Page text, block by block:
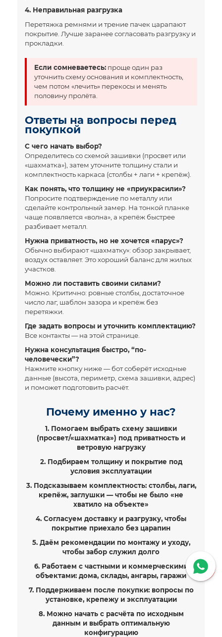
4. Неправильная разгрузка
Перетяжка ремнями и трение пачек царапают
покрытие. Лучше заранее согласовать разгрузку и
прокладки.
Если сомневаетесь: проще один раз
уточнить схему основания и комплектность,
чем потом «лечить» перекосы и менять
половину пролёта.
Ответы на вопросы перед
покупкой
С чего начать выбор?
Определитесь со схемой зашивки (просвет или
«шахматка»), затем уточните толщину стали и
комплектность каркаса (столбы + лаги + крепёж).
Как понять, что толщину не «приукрасили»?
Попросите подтверждение по металлу или
сделайте контрольный замер. На тонкой планке
чаще появляется «волна», а крепёж быстрее
разбивает металл.
Нужна приватность, но не хочется «парус»?
Обычно выбирают «шахматку»: обзор закрывает,
воздух оставляет. Это хороший баланс для жилых
участков.
Можно ли поставить своими силами?
Можно. Критично: ровные столбы, достаточное
число лаг, шаблон зазора и крепёж без
перетяжки.
Где задать вопросы и уточнить комплектацию?
Все контакты —на этой странице
Нужна консультация быстро, “по-
человечески”?
Нажмите кнопку ниже — бот соберёт исходные
данные (высота, периметр, схема зашивки, адрес)
и поможет подготовить расчёт.
Почему именно у нас?
1. Помогаем выбрать схему зашивки
(просвет/«шахматка») под приватность и
ветровую нагрузку
2. Подбираем толщину и покрытие под
условия эксплуатации
3. Подсказываем комплектность: столбы, лаги,
крепёж, заглушки — чтобы не было «не
хватило на объекте»
4. Согласуем доставку и разгрузку, чтобы
покрытие приехало без царапин
5. Даём рекомендации по монтажу и уходу,
чтобы забор служил долго
6. Работаем с частными и коммерческими
объектами: дома, склады, ангары, гаражи
7. Поддерживаем после покупки: вопросы по
установке, крепежу и эксплуатации
8. Можно начать с расчёта по исходным
данным и выбрать оптимальную
конфигурацию